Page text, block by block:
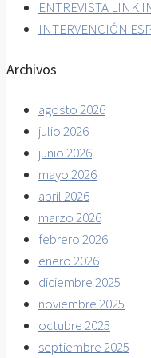
ENTREVISTA LINK
INTERVENCIÓN
Archivos
agosto 2026
julio 2026
junio 2026
mayo 2026
abril 2026
marzo 2026
febrero 2026
enero 2026
diciembre 2025
noviembre 2025
octubre 2025
septiembre 2025